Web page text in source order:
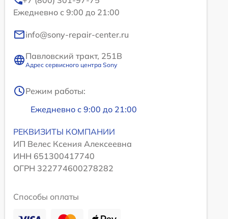
Ежедневно с 9:00 до 21:00
info@sony-repair-center.ru
Павловский тракт, 251В
Адрес сервисного центра Sony
Режим работы:
Ежедневно с 9:00 до 21:00
РЕКВИЗИТЫ КОМПАНИИ
ИП Велес Ксения Алексеевна
ИНН 651300417740
ОГРН 322774600278282
Способы оплаты